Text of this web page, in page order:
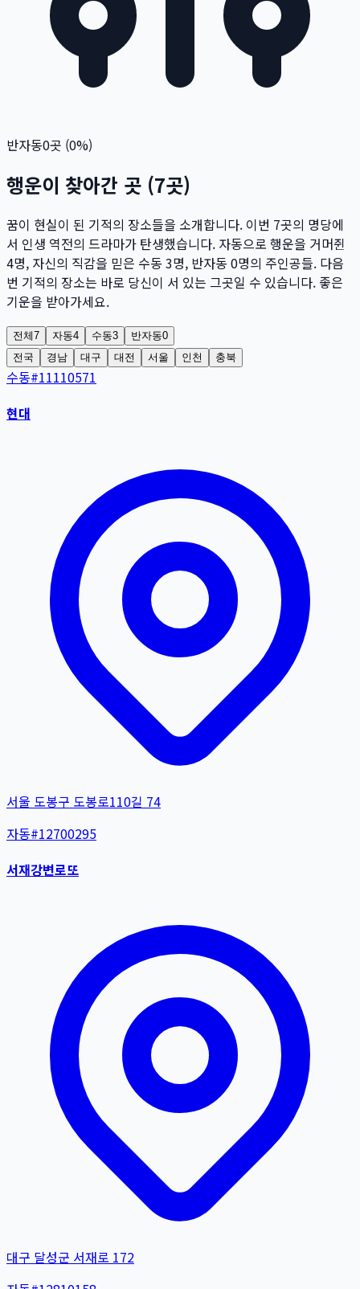
반자동0곳 (0%)
행운이 찾아간 곳 (7곳)
꿈이 현실이 된 기적의 장소들을 소개합니다. 이번 7곳의 명당에
서 인생 역전의 드라마가 탄생했습니다. 자동으로 행운을 거머쥔
4명, 자신의 직감을 믿은 수동 3명, 반자동 0명의 주인공들. 다음
번 기적의 장소는 바로 당신이 서 있는 그곳일 수 있습니다. 좋은
기운을 받아가세요.
전체7 자동4 수동3 반자동0
전국
경남 대구 대전 서울 인천 충북
수동#11110571
현대
서울 도봉구 도봉로110길 74
자동#12700295
서재강변로또
대구 달성군 서재로 172